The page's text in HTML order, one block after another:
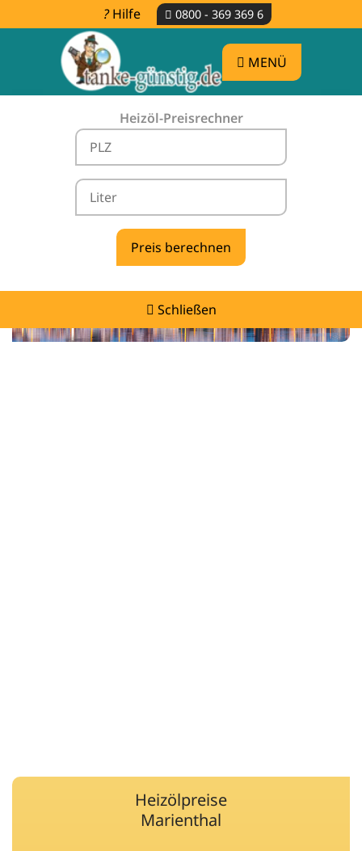
Hilfe 0800 - 369 369 6
MENÜ
Heizöl-Preisrechner
Schließen
Heizölpreise Marienthal -
vergleichen & günstig tanken
Heizölpreise
Marienthal